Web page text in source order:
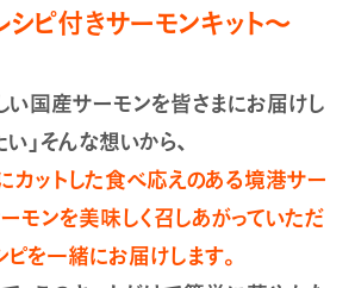
ピ付きサーモンキット～
い国産サーモンを皆さまにお届けし
い」そんな想いから、
ットした食べ応えのある境港サー
モンを美味しく召しあがっていただ
ピを一緒にお届けします。